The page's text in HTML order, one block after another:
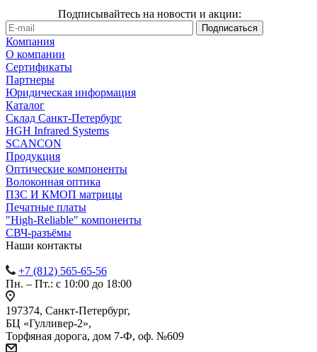
Подписывайтесь на новости и акции:
Компания
О компании
Сертификаты
Партнеры
Юридическая информация
Каталог
Cклад Санкт-Петербург
HGH Infrared Systems
SCANCON
Продукция
Оптические компоненты
Волоконная оптика
ПЗС И КМОП матрицы
Печатные платы
"High-Reliable" компоненты
СВЧ-разъёмы
Наши контакты
+7 (812) 565-65-56
Пн. – Пт.: с 10:00 до 18:00
197374, Санкт-Петербург,
БЦ «Гулливер-2»,
Торфяная дорога, дом 7-Ф, оф. №609